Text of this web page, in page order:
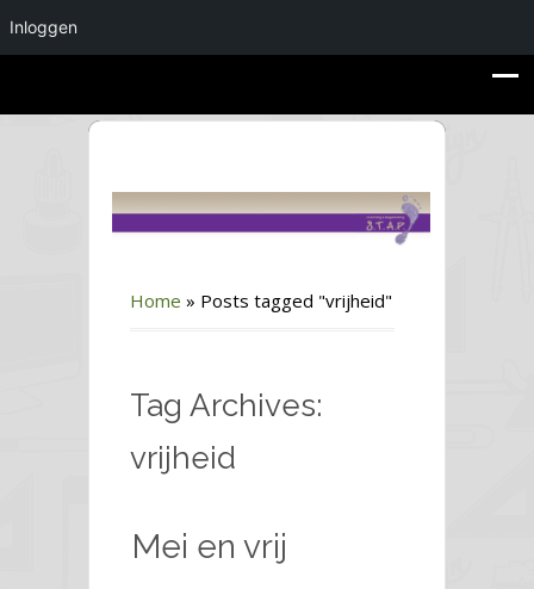
Home » Posts tagged "vrijheid"
Tag Archives:
vrijheid
Mei en vrij
Inloggen